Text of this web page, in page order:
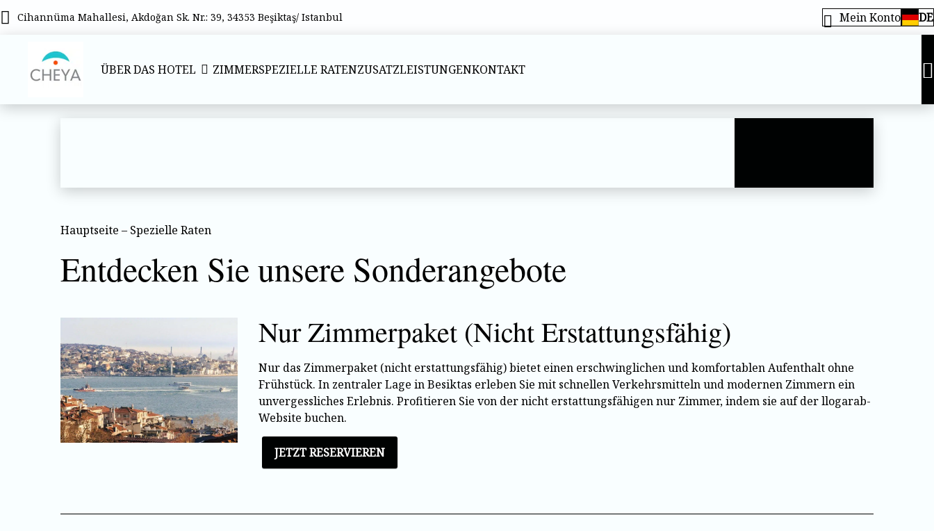
Cihannüma Mahallesi, Akdoğan Sk. Nr.: 39, 34353 Beşiktaş/ Istanbul Mein Konto DE
ÜBER DAS HOTEL ZIMMERSPEZIELLE RATENZUSATZLEISTUNGENKONTAKT
Hauptseite – Spezielle Raten
Entdecken Sie unsere Sonderangebote
Nur Zimmerpaket (Nicht Erstattungsfähig)
Nur das Zimmerpaket (nicht erstattungsfähig) bietet einen erschwinglichen und komfortablen Aufenthalt ohne
Frühstück. In zentraler Lage in Besiktas erleben Sie mit schnellen Verkehrsmitteln und modernen Zimmern ein
unvergessliches Erlebnis. Profitieren Sie von der nicht erstattungsfähigen nur Zimmer, indem sie auf der llogarab-
Website buchen.
JETZT RESERVIEREN